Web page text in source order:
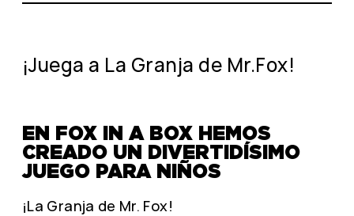
¡Juega a La Granja de Mr.Fox!
EN FOX IN A BOX HEMOS
CREADO UN DIVERTIDÍSIMO
JUEGO PARA NIÑOS
¡La Granja de Mr. Fox!